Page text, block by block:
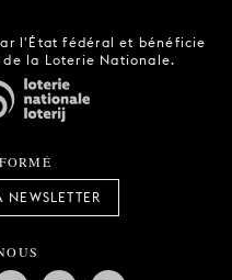
l'État fédéral et bénéficie
de la Loterie Nationale.